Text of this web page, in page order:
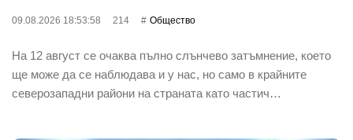
09.08.2026 18:53:58 214 Общество
На 12 август се очаква пълно слънчево затъмнение, което
ще може да се наблюдава и у нас, но само в крайните
северозападни райони на страната като частич…